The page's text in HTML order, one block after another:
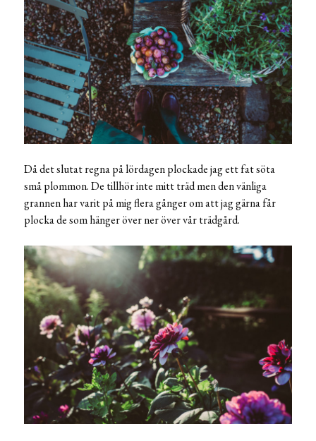
Då det slutat regna på lördagen plockade jag ett fat söta
små plommon. De tillhör inte mitt träd men den vänliga
grannen har varit på mig flera gånger om att jag gärna får
plocka de som hänger över ner över vår trädgård.